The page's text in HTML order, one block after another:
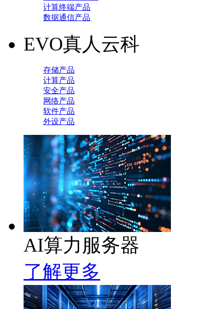
计算终端产品
数据通信产品
EVO真人云科
存储产品
计算产品
安全产品
网络产品
软件产品
外设产品
AI算力服务器
了解更多